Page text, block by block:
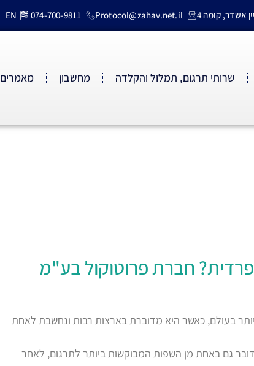
Protocol@zahav.net.il
074-700-9811
EN
שרותי תרגום, תמלול והקלדה מחשבון מאמרים
חברת פרוטוקול בע"מ
בעולם, כאשר היא מדוברת בארצות רבות ונחשבת לאחת
גם באחת מן השפות המבוקשות ביותר לתרגום, לאחר